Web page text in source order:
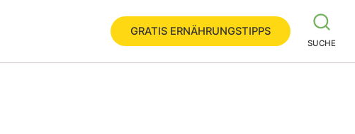
GRATIS ERNÄHRUNGSTIPPS
SUCHE